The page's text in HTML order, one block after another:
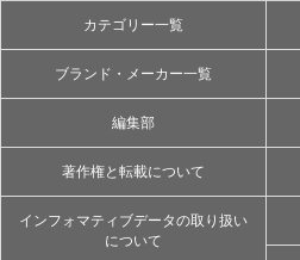
カテゴリー一覧
ブランド・メーカー一覧
編集部
著作権と転載について
インフォマティブデータの取り扱い
について